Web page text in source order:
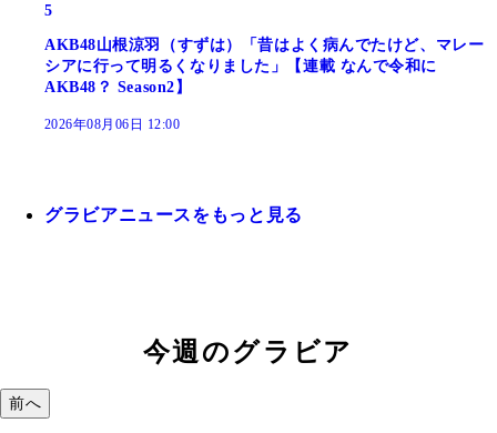
5
AKB48山根涼羽（すずは）「昔はよく病んでたけど、マレー
シアに行って明るくなりました」【連載 なんで令和に
AKB48？ Season2】
2026年08月06日 12:00
グラビアニュースをもっと見る
今週のグラビア
前へ